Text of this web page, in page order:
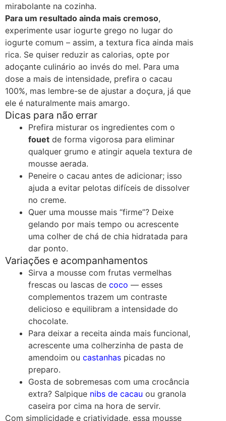
mirabolante na cozinha.
Para um resultado ainda mais cremoso,
experimente usar iogurte grego no lugar do
iogurte comum – assim, a textura fica ainda mais
rica. Se quiser reduzir as calorias, opte por
adoçante culinário ao invés do mel. Para uma
dose a mais de intensidade, prefira o cacau
100%, mas lembre-se de ajustar a doçura, já que
ele é naturalmente mais amargo.
Dicas para não errar
Prefira misturar os ingredientes com o
fouet de forma vigorosa para eliminar
qualquer grumo e atingir aquela textura de
mousse aerada.
Peneire o cacau antes de adicionar; isso
ajuda a evitar pelotas difíceis de dissolver
no creme.
Quer uma mousse mais “firme”? Deixe
gelando por mais tempo ou acrescente
uma colher de chá de chia hidratada para
dar ponto.
Variações e acompanhamentos
Sirva a mousse com frutas vermelhas
frescas ou lascas decoco — esses
complementos trazem um contraste
delicioso e equilibram a intensidade do
chocolate.
Para deixar a receita ainda mais funcional,
acrescente uma colherzinha de pasta de
amendoim oucastanhas picadas no
preparo.
Gosta de sobremesas com uma crocância
extra? Salpique nibs de cacau ou granola
caseira por cima na hora de servir.
Com simplicidade e criatividade, essa mousse